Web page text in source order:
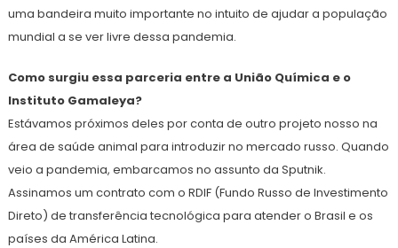
uma bandeira muito importante no intuito de ajudar a população
mundial a se ver livre dessa pandemia.
Como surgiu essa parceria entre a União Química e o
Instituto Gamaleya?
Estávamos próximos deles por conta de outro projeto nosso na
área de saúde animal para introduzir no mercado russo. Quando
veio a pandemia, embarcamos no assunto da Sputnik.
Assinamos um contrato com o RDIF (Fundo Russo de Investimento
Direto) de transferência tecnológica para atender o Brasil e os
países da América Latina.